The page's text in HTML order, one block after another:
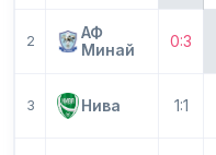
2
АФ
Минай
0:3
3 Нива 1:1